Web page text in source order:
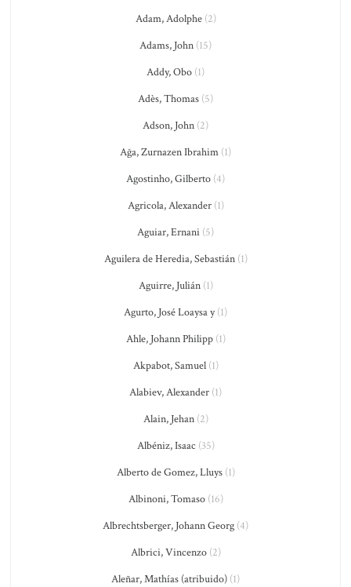
Adam, Adolphe(2)
Adams, John (15)
Addy, Obo (1)
Adès, Thomas (5)
Adson, John (2)
Ağa, Zurnazen Ibrahim (1)
Agostinho, Gilberto (4)
Agricola, Alexander(1)
Aguiar, Ernani (5)
Aguilera de Heredia, Sebastián(1)
Aguirre, Julián(1)
Agurto, José Loaysa y(1)
Ahle, Johann Philipp(1)
Akpabot, Samuel(1)
Alabiev, Alexander (1)
Alain, Jehan(2)
Albéniz, Isaac (35)
Alberto de Gomez, Lluys(1)
Albinoni, Tomaso(16)
Albrechtsberger, Johann Georg (4)
Albrici, Vincenzo(2)
Aleñar, Mathías (atribuido) (1)